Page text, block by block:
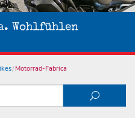
Wohlfühlen
Motorrad-Fabrica